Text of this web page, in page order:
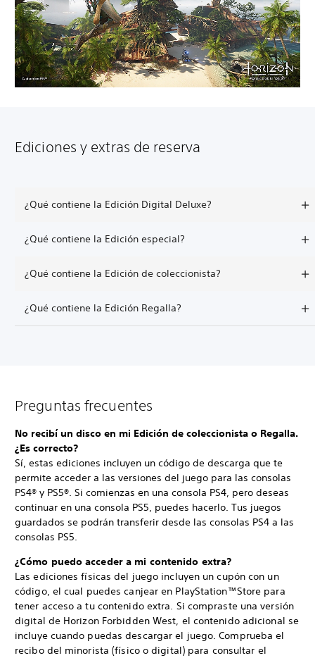
Ediciones y extras de reserva
¿Qué contiene la Edición Digital Deluxe?
¿Qué contiene la Edición especial?
¿Qué contiene la Edición de coleccionista?
¿Qué contiene la Edición Regalla?
Preguntas frecuentes
No recibí un disco en mi Edición de coleccionista o Regalla.
¿Es correcto?
Sí, estas ediciones incluyen un código de descarga que te
permite acceder a las versiones del juego para las consolas
PS4® y PS5®. Si comienzas en una consola PS4, pero deseas
continuar en una consola PS5, puedes hacerlo. Tus juegos
guardados se podrán transferir desde las consolas PS4 a las
consolas PS5.
¿Cómo puedo acceder a mi contenido extra?
Las ediciones físicas del juego incluyen un cupón con un
código, el cual puedes canjear en PlayStation™Store para
tener acceso a tu contenido extra. Si compraste una versión
digital de Horizon Forbidden West, el contenido adicional se
incluye cuando puedas descargar el juego. Comprueba el
recibo del minorista (físico o digital) para consultar el